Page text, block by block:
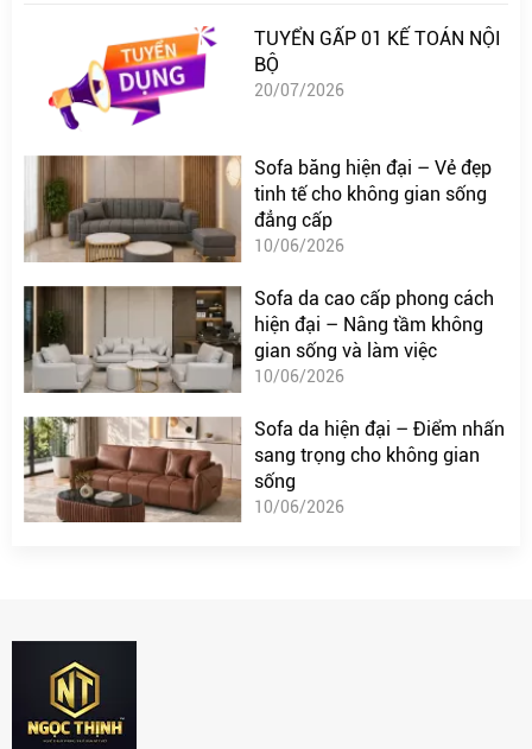
TUYỂN GẤP 01 KẾ TOÁN NỘI
BỘ
20/07/2026
Sofa băng hiện đại – Vẻ đẹp
tinh tế cho không gian sống
đẳng cấp
10/06/2026
Sofa da cao cấp phong cách
hiện đại – Nâng tầm không
gian sống và làm việc
10/06/2026
Sofa da hiện đại – Điểm nhấn
sang trọng cho không gian
sống
10/06/2026